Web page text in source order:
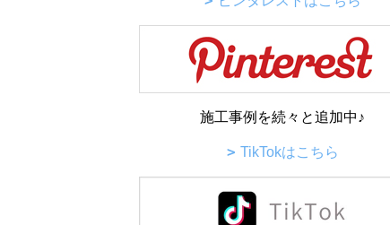
施工事例を続々と追加中♪
TikTokはこちら